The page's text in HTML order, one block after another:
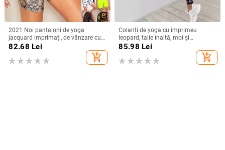
2021 Noi pantaloni de yoga
jacquard imprimați, de vânzare cu
amănuntul, din Europa și America,
de la Amazon, sexy, strâmți, pentru
ciclism în aer liber
82.68 Lei
add_shopping_cart
Colanți de yoga cu imprimeu
leopard, talie înaltă, moi și
confortabili, lungime cropped,
ridicare a șoldurilor, amestec
poliester-spandex
85.98 Lei
add_shopping_cart